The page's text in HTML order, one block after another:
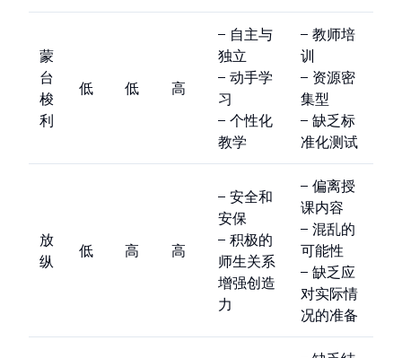
蒙
台
梭
利
低 低 高
– 自主与
独立
– 动手学
习
– 个性化
教学
– 教师培
训
– 资源密
集型
– 缺乏标
准化测试
放
纵
低 高 高
– 安全和
安保
– 积极的
师生关系
增强创造
力
– 偏离授
课内容
– 混乱的
可能性
– 缺乏应
对实际情
况的准备